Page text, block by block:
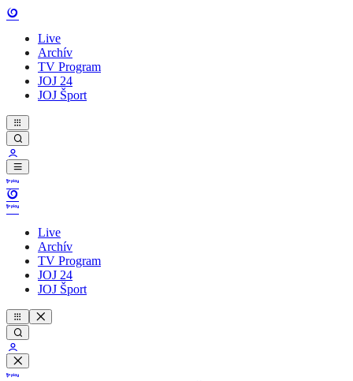
Live
Archív
TV Program
JOJ 24
JOJ Šport
Live
Archív
TV Program
JOJ 24
JOJ Šport